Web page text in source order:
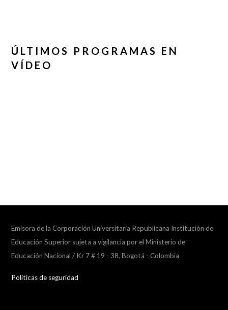
ÚLTIMOS PROGRAMAS EN
VÍDEO
Emisora de la Corporación Universitaria Republicana Institución de
Educación Superior sujeta a vigilancia por el Ministerio de
Educación Nacional / Kr 7 # 19 - 38, Bogotá - Colombia
Politicas de seguridad